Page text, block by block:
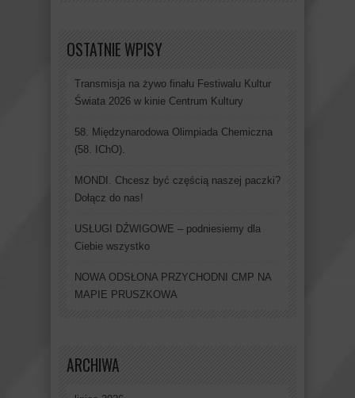
OSTATNIE WPISY
Transmisja na żywo finału Festiwalu Kultur
Świata 2026 w kinie Centrum Kultury
58. Międzynarodowa Olimpiada Chemiczna
(58. IChO).
MONDI. Chcesz być częścią naszej paczki?
Dołącz do nas!
USŁUGI DŹWIGOWE – podniesiemy dla
Ciebie wszystko
NOWA ODSŁONA PRZYCHODNI CMP NA
MAPIE PRUSZKOWA
ARCHIWA